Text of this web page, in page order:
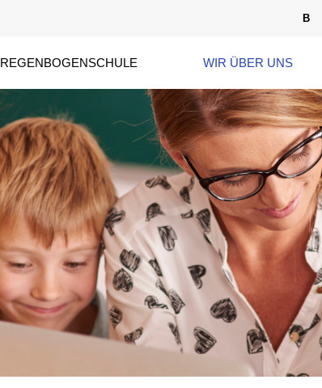
B
REGENBOGENSCHULE WIR ÜBER UNS